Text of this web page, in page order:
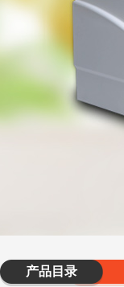
产品目录